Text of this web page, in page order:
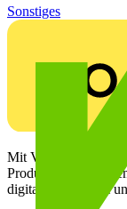
Sonstiges
Mit Voltimum
digitalen Plattform